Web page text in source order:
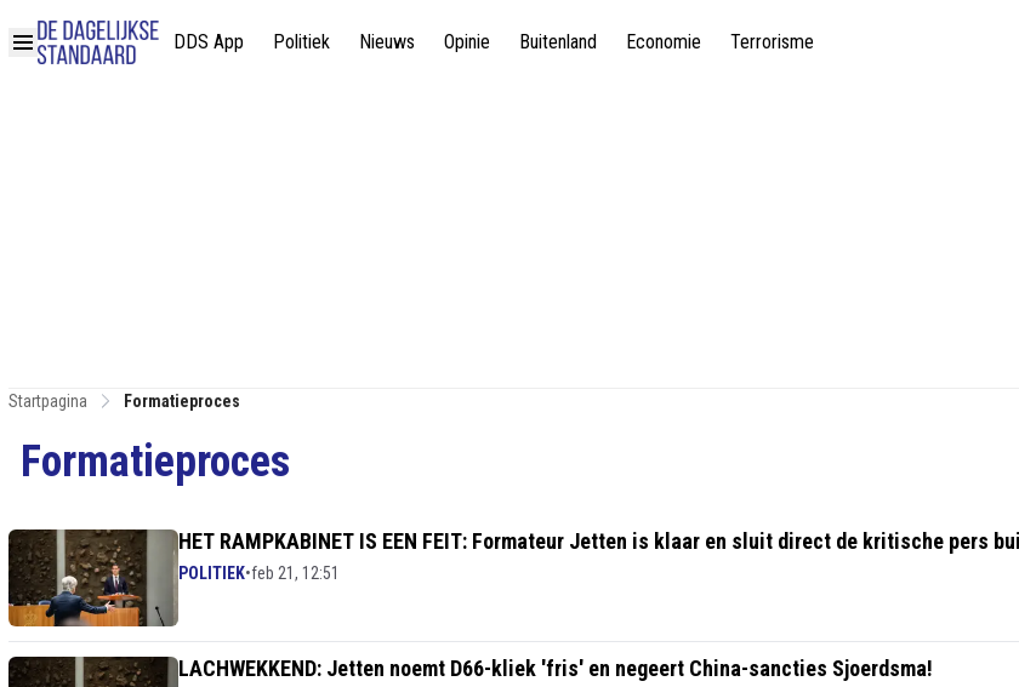
DDS App Politiek Nieuws Opinie Buitenland Economie Terrorisme
Startpagina Formatieproces
Formatieproces
HET RAMPKABINET IS EEN FEIT: Formateur Jetten is klaar en sluit direct de kritische pers
POLITIEK•feb 21, 12:51
LACHWEKKEND: Jetten noemt D66-kliek 'fris' en negeert China-sancties Sjoerdsma!